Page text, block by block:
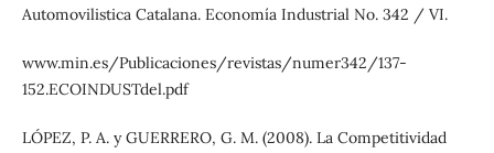
Automovilistica Catalana. Economía Industrial No. 342 / VI.
www.min.es/Publicaciones/revistas/numer342/137-
152.ECOINDUSTdel.pdf
LÓPEZ, P. A. y GUERRERO, G. M. (2008). La Competitividad